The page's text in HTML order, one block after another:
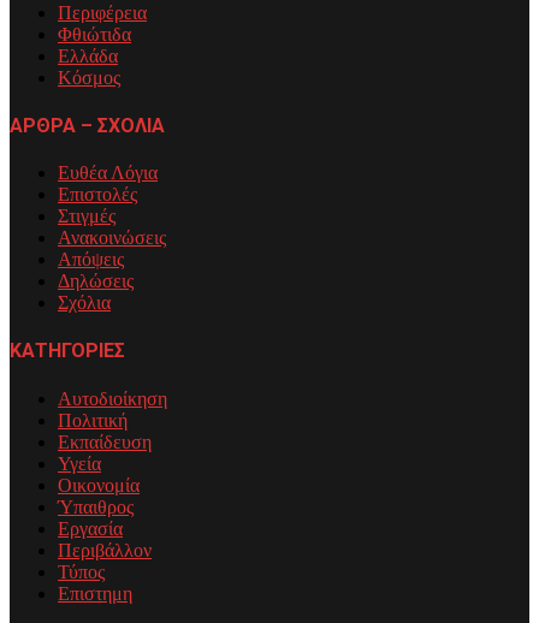
Περιφέρεια
Φθιώτιδα
Ελλάδα
Κόσμος
ΑΡΘΡΑ – ΣΧΟΛΙΑ
Ευθέα Λόγια
Επιστολές
Στιγμές
Ανακοινώσεις
Απόψεις
Δηλώσεις
Σχόλια
ΚΑΤΗΓΟΡΙΕΣ
Αυτοδιοίκηση
Πολιτική
Εκπαίδευση
Υγεία
Οικονομία
Ύπαιθρος
Εργασία
Περιβάλλον
Τύπος
Επιστημη